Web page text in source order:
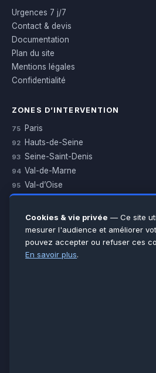
Urgences 7 j/7
Contact & devis
Documentation
Plan du site
Mentions légales
Confidentialité
ZONES D’INTERVENTION
75 Paris
92 Hauts-de-Seine
93 Seine-Saint-Denis
94 Val-de-Marne
95 Val-d’Oise
Essonne
Seine-et-Marne
Voir toutes les villes →
Cookies & vie privée — Ce site
mesurer l'audience et améliorer
pouvez accepter ou refuser ces
En savoir plus.